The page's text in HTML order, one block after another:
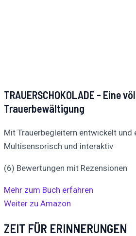
TRAUERSCHOKOLADE - Eine
Trauerbewältigung
Mit Trauerbegleitern entwickelt und
Multisensorisch und interaktiv
(6) Bewertungen mit Rezensionen
Mehr zum Buch erfahren
Weiter zu Amazon
ZEIT FÜR ERINNERUNGEN